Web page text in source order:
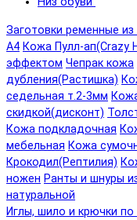
Заготовки ременные из
А4 Кожа Пулл-ап(Crazy
эффектом Чепрак кожа
дубления(Растишка)
седельная т.2-3мм
скидкой(дисконт)
Кожа подкладочная
мебельная Кожа
Крокодил(Рептилия)
ножен Ранты и шнуры
натуральной
Иглы, шило и крючки